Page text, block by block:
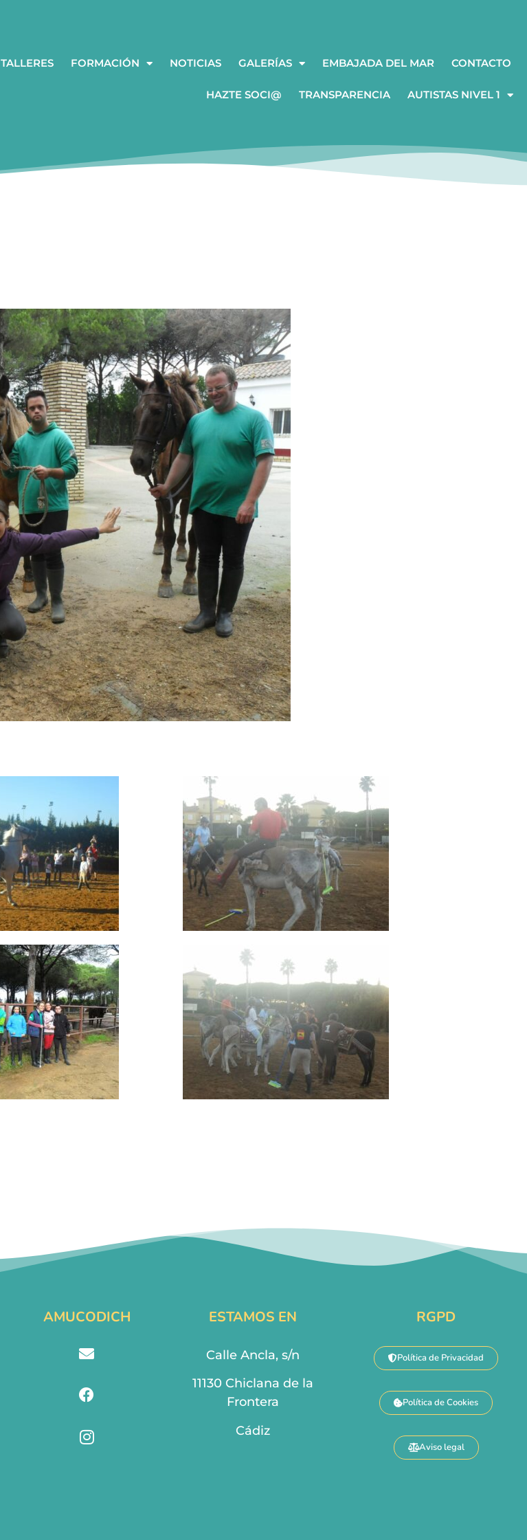
TALLERES FORMACIÓN NOTICIAS GALERÍAS EMBAJADA DEL MAR CONTACTO
HAZTE SOCI@ TRANSPARENCIA AUTISTAS NIVEL 1
AMUCODICH ESTAMOS EN
Calle Ancla, s/n
11130 Chiclana de la
Frontera
Cádiz
RGPD
Política de Privacidad
Política de Cookies
Aviso legal